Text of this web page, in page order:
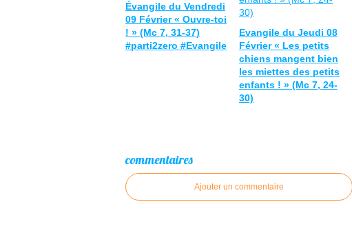
Évangile du Vendredi
09 Février « Ouvre-toi
! » (Mc 7, 31-37)
#parti2zero #Evangile
Evangile du Jeudi 08
Février « Les petits
chiens mangent bien
les miettes des petits
enfants ! » (Mc 7, 24-
30)
commentaires
Ajouter un commentaire